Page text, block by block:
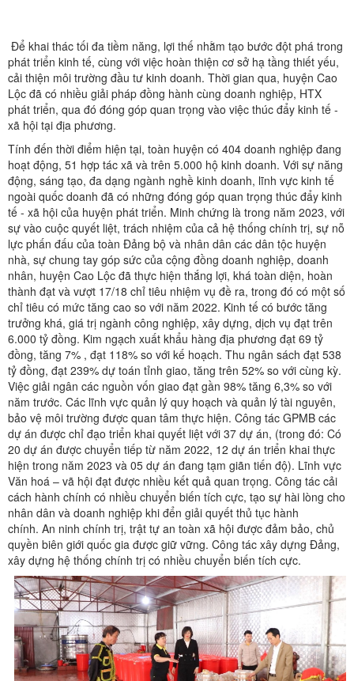
Để khai thác tối đa tiềm năng, lợi thế nhằm tạo bước đột phá trong
phát triển kinh tế, cùng với việc hoàn thiện cơ sở hạ tầng thiết yếu,
cải thiện môi trường đầu tư kinh doanh. Thời gian qua, huyện Cao
Lộc đã có nhiều giải pháp đồng hành cùng doanh nghiệp, HTX
phát triển, qua đó đóng góp quan trọng vào việc thúc đẩy kinh tế -
xã hội tại địa phương.
Tính đến thời điểm hiện tại, toàn huyện có 404 doanh nghiệp đang
hoạt động, 51 hợp tác xã và trên 5.000 hộ kinh doanh. Với sự năng
động, sáng tạo, đa dạng ngành nghề kinh doanh, lĩnh vực kinh tế
ngoài quốc doanh đã có những đóng góp quan trọng thúc đẩy kinh
tế - xã hội của huyện phát triển. Minh chứng là trong năm 2023, với
sự vào cuộc quyết liệt, trách nhiệm của cả hệ thống chính trị, sự nỗ
lực phấn đấu của toàn Đảng bộ và nhân dân các dân tộc huyện
nhà, sự chung tay góp sức của cộng đồng doanh nghiệp, doanh
nhân, huyện Cao Lộc đã thực hiện thắng lợi, khá toàn diện, hoàn
thành đạt và vượt 17/18 chỉ tiêu nhiệm vụ đề ra, trong đó có một số
chỉ tiêu có mức tăng cao so với năm 2022. Kinh tế có bước tăng
trưởng khá, giá trị ngành công nghiệp, xây dựng, dịch vụ đạt trên
6.000 tỷ đồng. Kim ngạch xuất khẩu hàng địa phương đạt 69 tỷ
đồng, tăng 7% , đạt 118% so với kế hoạch. Thu ngân sách đạt 538
tỷ đồng, đạt 239% dự toán tỉnh giao, tăng trên 52% so với cùng kỳ.
Việc giải ngân các nguồn vốn giao đạt gần 98% tăng 6,3% so với
năm trước. Các lĩnh vực quản lý quy hoạch và quản lý tài nguyên,
bảo vệ môi trường được quan tâm thực hiện. Công tác GPMB các
dự án được chỉ đạo triển khai quyết liệt với 37 dự án, (trong đó: Có
20 dự án được chuyển tiếp từ năm 2022, 12 dự án triển khai thực
hiện trong năm 2023 và 05 dự án đang tạm giãn tiến độ). Lĩnh vực
Văn hoá – vã hội đạt được nhiều kết quả quan trọng. Công tác cải
cách hành chính có nhiều chuyển biến tích cực, tạo sự hài lòng cho
nhân dân và doanh nghiệp khi đển giải quyết thủ tục hành
chính. An ninh chính trị, trật tự an toàn xã hội được đảm bảo, chủ
quyền biên giới quốc gia được giữ vững. Công tác xây dựng Đảng,
xây dựng hệ thống chính trị có nhiều chuyển biến tích cực.